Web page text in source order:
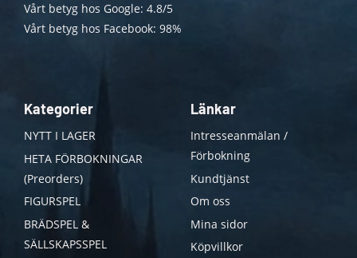
Vårt betyg hos Google: 4.8/5
Vårt betyg hos Facebook: 98%
Kategorier
NYTT I LAGER
HETA FÖRBOKNINGAR
(Preorders)
FIGURSPEL
BRÄDSPEL &
SÄLLSKAPSSPEL
Länkar
Intresseanmälan /
Förbokning
Kundtjänst
Om oss
Mina sidor
Köpvillkor